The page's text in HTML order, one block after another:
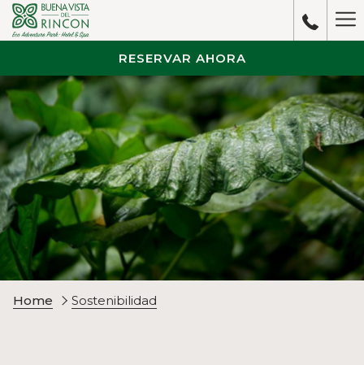
RESERVAR AHORA
Home Sostenibilidad